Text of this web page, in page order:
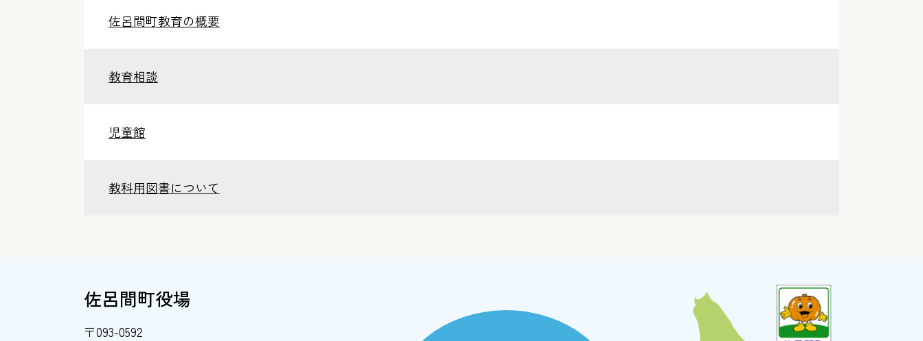
佐呂間町教育の概要
教育相談
児童館
教科用図書について
佐呂間町役場
〒093-0592